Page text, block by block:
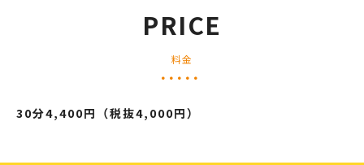
PRICE
料金
30分4,400円（税抜4,000円）